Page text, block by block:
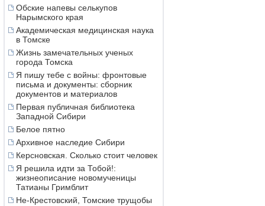
Обские напевы селькупов
Нарымского края
Академическая медицинская наука
в Томске
Жизнь замечательных ученых
города Томска
Я пишу тебе с войны: фронтовые
письма и документы: сборник
документов и материалов
Первая публичная библиотека
Западной Сибири
Белое пятно
Архивное наследие Сибири
Керсновская. Сколько стоит человек
Я решила идти за Тобой!:
жизнеописание новомученицы
Татианы Гримблит
Не-Крестовский, Томские трущобы